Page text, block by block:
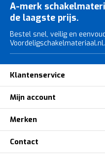
A-merk
de laagste prijs.
Bestel snel, veilig en
Voordeligschakelmateriaal.nl.
Klantenservice
Mijn account
Merken
Contact